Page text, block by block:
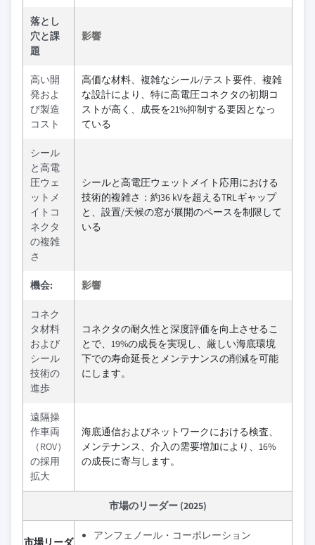
落とし
穴と課
題
影響
高い開
発およ
び製造
コスト
高価な材料、複雑なシール/テスト要件、複雑
な設計により、特に高電圧コネクタの初期コ
ストが高く、成長を21%抑制する要因となっ
ている
シール
と高電
圧ウェ
ットメ
イトコ
ネクタ
の複雑
さ
シールと高電圧ウェットメイト応用における
技術的複雑さ：約36 kVを超えるTRLギャップ
と、設置/天候の窓が展開のペースを制限して
いる
機会: 影響
コネク
タ材料
および
シール
技術の
進歩
コネクタの耐久性と深度評価を向上させるこ
とで、19%の成長を実現し、厳しい海底環境
下での寿命延長とメンテナンスの削減を可能
にします。
遠隔操
作車両
（ROV）
の採用
拡大
海底通信およびネットワークにおける検査、
メンテナンス、介入の需要増加により、16%
の成長に寄与します。
市場のリーダー (2025)
市場リーダ
アンフェノール・コーポレーション